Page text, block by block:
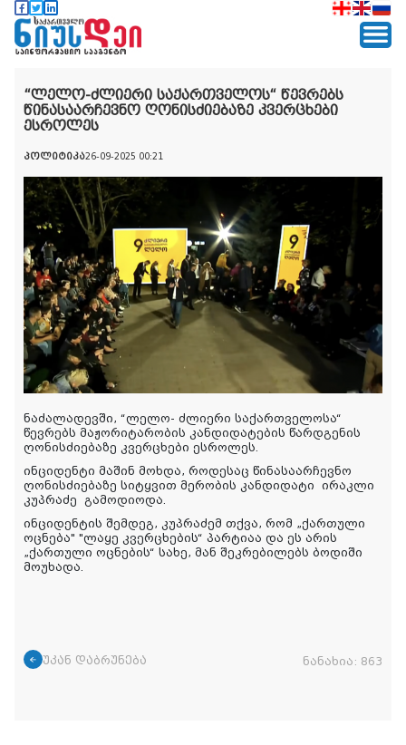
“ლელო-ძლიერი საქართველოს“ წევრებს
წინასაარჩევნო ღონისძიებაზე კვერცხები
ესროლეს
პოლიტიკა26-09-2025 00:21
ნაძალადევში, “ლელო- ძლიერი საქართველოსა“
წევრებს მაჟორიტარობის კანდიდატების წარდგენის
ღონისძიებაზე კვერცხები ესროლეს.
ინციდენტი მაშინ მოხდა, როდესაც წინასაარჩევნო
ღონისძიებაზე სიტყვით მერობის კანდიდატი ირაკლი
კუპრაძე გამოდიოდა.
ინციდენტის შემდეგ, კუპრაძემ თქვა, რომ „ქართული
ოცნება" "ლაყე კვერცხების“ პარტიაა და ეს არის
„ქართული ოცნების“ სახე, მან შეკრებილებს ბოდიში
მოუხადა.
უკან დაბრუნება ნანახია: 863